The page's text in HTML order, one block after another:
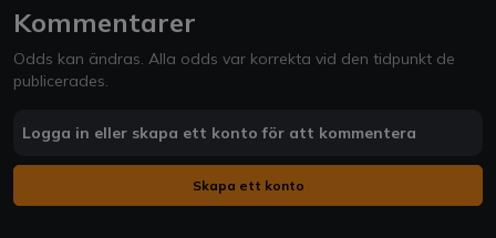
Kommentarer
Odds kan ändras. Alla odds var korrekta vid den tidpunkt de
publicerades.
Logga in eller skapa ett konto för att kommentera
Skapa ett konto